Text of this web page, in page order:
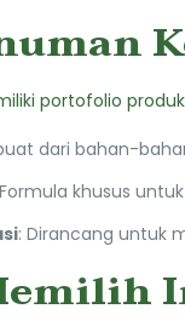
portofolio
dari bahan-
khusus
: Dirancang untuk